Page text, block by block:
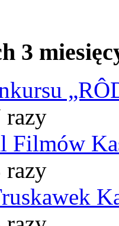
3
razy
Filmów
razy